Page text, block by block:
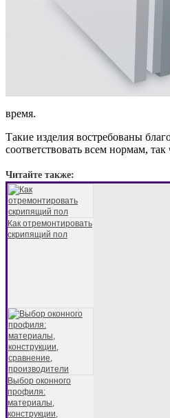
время.
Такие изделия востребованы
соответствовать всем нормам,
Читайте также:
Как отремонтировать
скрипящий пол
Выбор оконного
профиля:
материалы,
конструкции,